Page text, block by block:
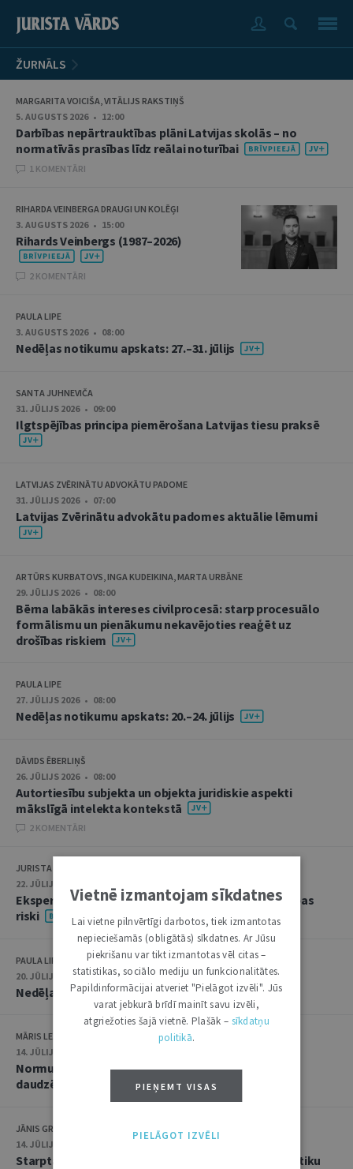
ŽURNĀLS
MARGARITA VOICIŠA, VITĀLIJS RAKSTIŅŠ
5. AUGUSTS 2026 • 12:00
Darbības nepārtrauktības plāni Latvijas skolās – no
normatīvās prasības līdz reālai noturībai
1 KOMENTĀRI
RIHARDA VEINBERGA DRAUGI UN KOLĒĢI
3. AUGUSTS 2026 • 15:00
Rihards Veinbergs (1987–2026)
2 KOMENTĀRI
PAULA LIPE
3. AUGUSTS 2026 • 08:00
Nedēļas notikumu apskats: 27.–31. jūlijs
SANTA JUHNEVIČA
31. JŪLIJS 2026 • 09:00
Ilgtspējības principa piemērošana Latvijas tiesu praksē
LATVIJAS ZVĒRINĀTU ADVOKĀTU PADOME
31. JŪLIJS 2026 • 07:00
Latvijas Zvērinātu advokātu padomes aktuālie lēmumi
ARTŪRS KURBATOVS, INGA KUDEIKINA, MARTA URBĀNE
29. JŪLIJS 2026 • 08:00
Bērna labākās intereses civilprocesā: starp procesuālo
formālismu un pienākumu nekavējoties reaģēt uz
drošības riskiem
PAULA LIPE
27. JŪLIJS 2026 • 08:00
Nedēļas notikumu apskats: 20.–24. jūlijs
DĀVIDS ĒBERLIŅŠ
26. JŪLIJS 2026 • 08:00
Autortiesību subjekta un objekta juridiskie aspekti
mākslīgā intelekta kontekstā
2 KOMENTĀRI
JURISTA VĀRDS
22. JŪLIJS 2026 • 14:00
Ekspertu saruna jūlijā: krimināltiesības un būvniecības
riski
PAULA LIPE
20. JŪLIJS 2026 • 16:05
Nedēļas notikumu apskats: 13.–17. jūlijs
MĀRIS LEJA
14. JŪLIJS 2026
Normu konkurences un noziedzīgu nodarījumu
daudzējādības problemātika
JĀNIS GRASIS
14. JŪLIJS 2026
Starptautiskās tiesības: mazās valstis pret reālpolitiku
Vietnē izmantojam sīkdatnes
Lai vietne pilnvērtīgi darbotos, tiek izmantotas
nepieciešamās (obligātās) sīkdatnes. Ar Jūsu
piekrišanu var tikt izmantotas vēl citas –
statistikas, sociālo mediju un funkcionalitātes.
Papildinformācijai atveriet "Pielāgot izvēli". Jūs
varat jebkurā brīdī mainīt savu izvēli,
atgriežoties šajā vietnē. Plašāk – sīkdatņu
politikā.
PIEŅEMT VISAS
PIELĀGOT IZVĒLI